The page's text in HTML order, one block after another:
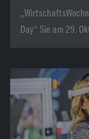
Day“ Sie am 29.